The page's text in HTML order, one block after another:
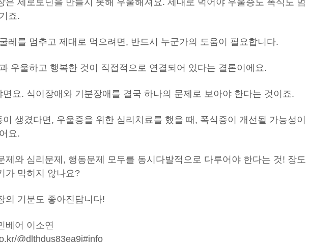
은 세로토닌을 만들지 못해 우울해져요. 제대로 먹어야 우울증도 폭식도 멈
죠.
레를 멈추고 제대로 먹으려면, 반드시 누군가의 도움이 필요합니다.
우울하고 행복한 것이 직접적으로 연결되어 있다는 결론이에요.
면요. 식이장애와 기분장애를 결국 하나의 문제로 보아야 한다는 것이죠.
생겼다면, 우울증을 위한 심리치료를 했을 때, 폭식증이 개선될 가능성이
요.
제와 심리문제, 행동문제 모두를 동시다발적으로 다루어야 한다는 것! 장도
가 막히지 않나요?
의 기분도 좋아진답니다!
베어 이소연
@dlthdus83ea9j#info